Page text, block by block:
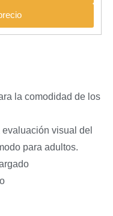
la comodidad de los
visual del
para adultos.